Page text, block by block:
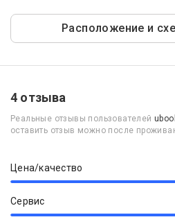
Расположение и
4 отзыва
Реальные отзывы пользователей
оставить отзыв можно после
Цена/качество
Сервис